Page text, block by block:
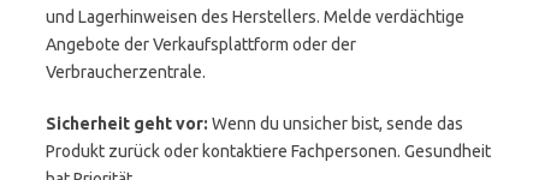
und Lagerhinweisen des Herstellers. Melde verdächtige
Angebote der Verkaufsplattform oder der
Verbraucherzentrale.
Sicherheit geht vor: Wenn du unsicher bist, sende das
Produkt zurück oder kontaktiere Fachpersonen. Gesundheit